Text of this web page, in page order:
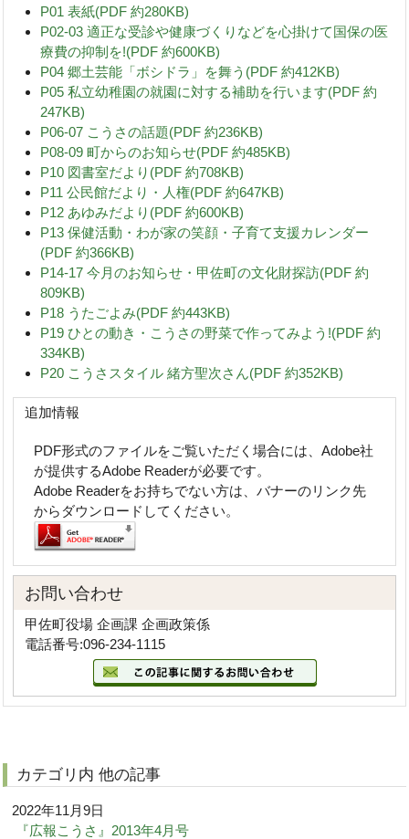
P01 表紙(PDF 約280KB)
P02-03 適正な受診や健康づくりなどを心掛けて国保の医
療費の抑制を!(PDF 約600KB)
P04 郷土芸能「ボシドラ」を舞う(PDF 約412KB)
P05 私立幼稚園の就園に対する補助を行います(PDF 約
247KB)
P06-07 こうさの話題(PDF 約236KB)
P08-09 町からのお知らせ(PDF 約485KB)
P10 図書室だより(PDF 約708KB)
P11 公民館だより・人権(PDF 約647KB)
P12 あゆみだより(PDF 約600KB)
P13 保健活動・わが家の笑顔・子育て支援カレンダー
(PDF 約366KB)
P14-17 今月のお知らせ・甲佐町の文化財探訪(PDF 約
809KB)
P18 うたごよみ(PDF 約443KB)
P19 ひとの動き・こうさの野菜で作ってみよう!(PDF 約
334KB)
P20 こうさスタイル 緒方聖次さん(PDF 約352KB)
追加情報
PDF形式のファイルをご覧いただく場合には、Adobe社
が提供するAdobe Readerが必要です。
Adobe Readerをお持ちでない方は、バナーのリンク先
からダウンロードしてください。
お問い合わせ
甲佐町役場 企画課 企画政策係
電話番号:096-234-1115
カテゴリ内 他の記事
2022年11月9日
『広報こうさ』2013年4月号